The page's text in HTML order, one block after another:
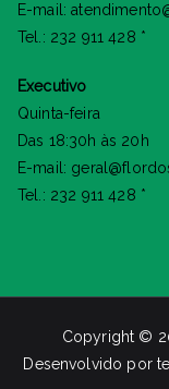
E-mail:
Tel.: 232 911 428 *
Executivo
Quinta-feira
Das 18:30h às 20h
E-mail:
Tel.: 232 911 428 *
Copyright ©
Desenvolvido por